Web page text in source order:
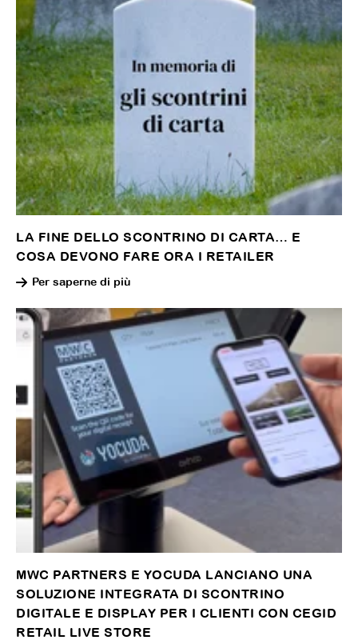
LA FINE DELLO SCONTRINO DI CARTA… E
COSA DEVONO FARE ORA I RETAILER
Per saperne di più
MWC PARTNERS E YOCUDA LANCIANO UNA
SOLUZIONE INTEGRATA DI SCONTRINO
DIGITALE E DISPLAY PER I CLIENTI CON CEGID
RETAIL LIVE STORE